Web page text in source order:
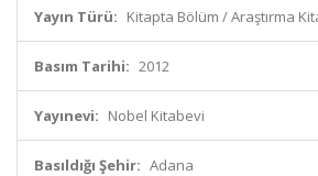
Yayın Türü: Kitapta Bölüm / Araştırma
Basım Tarihi: 2012
Yayınevi: Nobel Kitabevi
Basıldığı Şehir: Adana